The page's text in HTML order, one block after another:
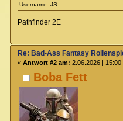
Username: JS
Pathfinder 2E
Boba Fett
Re: Bad-Ass Fantasy
« Antwort #2 am: 2.06.2026 | 15:00